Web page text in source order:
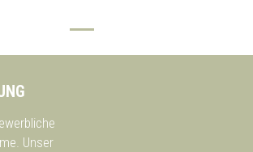
Unser